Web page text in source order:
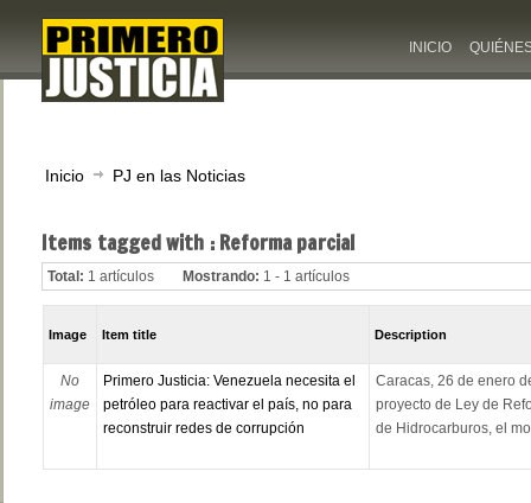
INICIO
Inicio PJ en las Noticias
Items tagged with : Reforma parcial
Total: 1 artículos Mostrando: 1 - 1 artículos
Image Item title Description
No
image
Primero Justicia: Venezuela necesita el
petróleo para reactivar el país, no para
reconstruir redes de corrupción
Caracas, 26 de enero
proyecto de Ley de
de Hidrocarburos, el